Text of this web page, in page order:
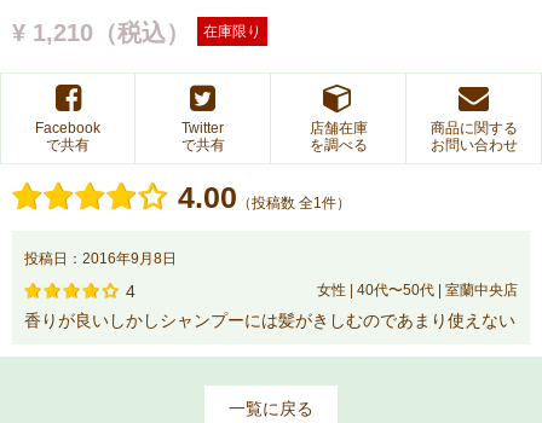
¥ 1,210（税込） 在庫限り
Facebook
で共有
Twitter
で共有
店舗在庫
を調べる
商品に関する
お問い合わせ
4.00 （投稿数 全1件）
投稿日：2016年9月8日
4 女性 | 40代〜50代 | 室蘭中央店
香りが良いしかしシャンプーには髪がきしむのであまり使えない
一覧に戻る